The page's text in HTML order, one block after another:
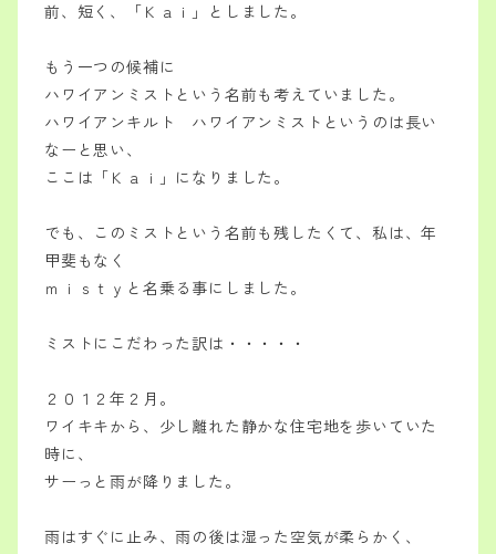
前、 短く、「Ｋａｉ」としました。
もう一つの候補に
ハワイアンミストという名前も考えていました。
ハワイアンキルト ハワイアンミストというのは長い
なーと思い、
ここは「Ｋａｉ」になりました。
でも、このミストという名前も残したくて、私は、年
甲斐もなく
ｍｉｓｔｙと名乗る事にしました。
ミストにこだわった訳は・・・・・
２０１２年２月。
ワイキキから、少し離れた静かな住宅地を 歩いていた
時に、
サーっと雨が降りました。
雨はすぐに止み、雨の後は湿った空気が柔らかく、